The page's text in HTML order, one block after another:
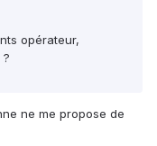
opérateur,
ne me propose de